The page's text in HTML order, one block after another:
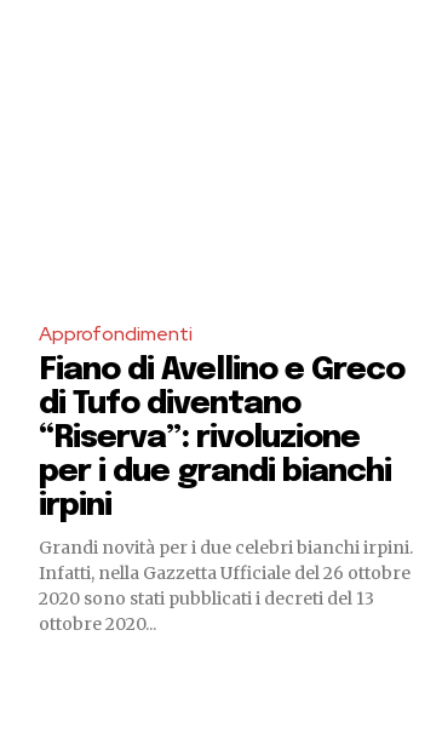
Approfondimenti
Fiano di Avellino e Greco
di Tufo diventano
“Riserva”: rivoluzione
per i due grandi bianchi
irpini
Grandi novità per i due celebri bianchi irpini.
Infatti, nella Gazzetta Ufficiale del 26 ottobre
2020 sono stati pubblicati i decreti del 13
ottobre 2020...